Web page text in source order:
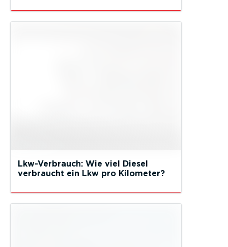
Lkw-Verbrauch: Wie viel Diesel
verbraucht ein Lkw pro Kilometer?